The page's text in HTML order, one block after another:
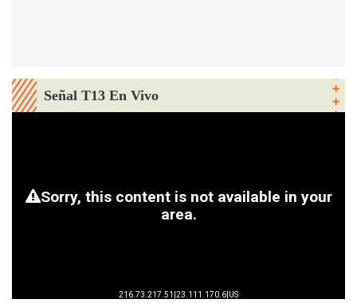
Señal T13 En Vivo